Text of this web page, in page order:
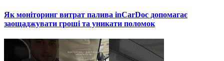
Як моніторинг витрат палива inCarDoc допомагає
заощаджувати гроші та уникати поломок